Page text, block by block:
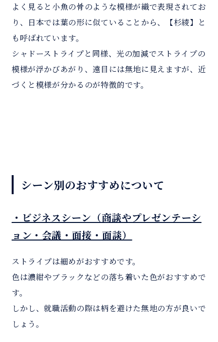
よく見ると小魚の骨のような模様が織で表現されてお
り、日本では葉の形に似ていることから、【杉綾】と
も呼ばれています。
シャドーストライプと同様、光の加減でストライプの
模様が浮かびあがり、遠目には無地に見えますが、近
づくと模様が分かるのが特徴的です。
シーン別のおすすめについて
・ビジネスシーン（商談やプレゼンテーシ
ョン・会議・面接・面談）
ストライプは細めがおすすめです。
色は濃紺やブラックなどの落ち着いた色がおすすめで
す。
しかし、就職活動の際は柄を避けた無地の方が良いで
しょう。